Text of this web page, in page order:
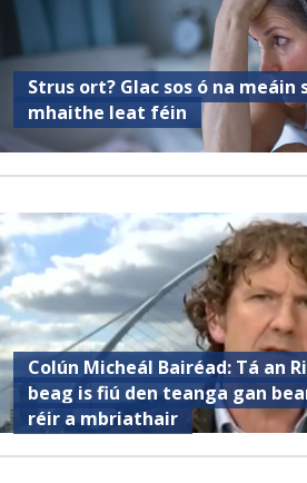
Strus ort? Glac sos ó na
mhaithe leat féin
Colún Micheál Bairéad: Tá an
beag is fiú den teanga gan
réir a mbriathair